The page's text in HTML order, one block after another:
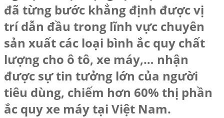
đã từng bước khẳng định được vị
trí dẫn đầu trong lĩnh vực chuyên
sản xuất các loại bình ắc quy chất
lượng cho ô tô, xe máy,… nhận
được sự tin tưởng lớn của người
tiêu dùng, chiếm hơn 60% thị phần
ắc quy xe máy tại Việt Nam.